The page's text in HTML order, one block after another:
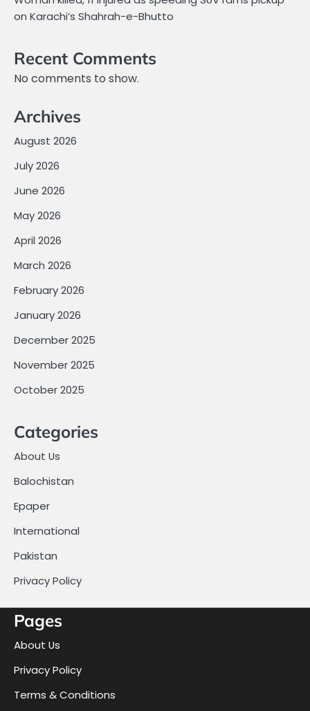
on Karachi’s Shahrah-e-Bhutto
Recent Comments
No comments to show.
Archives
August 2026
July 2026
June 2026
May 2026
April 2026
March 2026
February 2026
January 2026
December 2025
November 2025
October 2025
Categories
About Us
Balochistan
Epaper
International
Pakistan
Privacy Policy
Pages
About Us
Privacy Policy
Terms & Conditions